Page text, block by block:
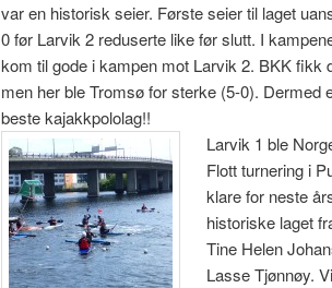
var en historisk seier. Første seier til laget
0 før Larvik 2 reduserte like før slutt. I
kom til gode i kampen mot Larvik 2. BKK fikk
men her ble Tromsø for sterke (5-0). Dermed
beste kajakkpololag!!
Larvik 1 ble
Flott turnering i
klare for neste
historiske laget
Tine Helen
Lasse Tjønnøy.